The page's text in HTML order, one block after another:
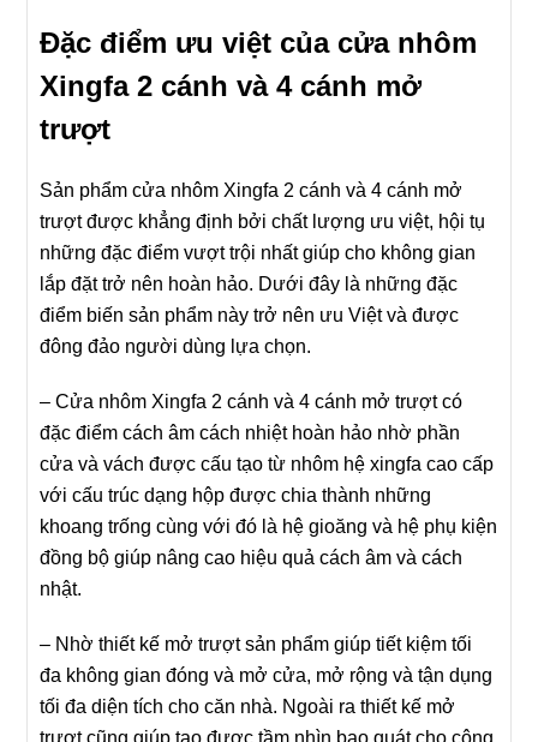
Đặc điểm ưu việt của cửa nhôm
Xingfa 2 cánh và 4 cánh mở
trượt
Sản phẩm cửa nhôm Xingfa 2 cánh và 4 cánh mở
trượt được khẳng định bởi chất lượng ưu việt, hội tụ
những đặc điểm vượt trội nhất giúp cho không gian
lắp đặt trở nên hoàn hảo. Dưới đây là những đặc
điểm biến sản phẩm này trở nên ưu Việt và được
đông đảo người dùng lựa chọn.
– Cửa nhôm Xingfa 2 cánh và 4 cánh mở trượt có
đặc điểm cách âm cách nhiệt hoàn hảo nhờ phần
cửa và vách được cấu tạo từ nhôm hệ xingfa cao cấp
với cấu trúc dạng hộp được chia thành những
khoang trống cùng với đó là hệ gioăng và hệ phụ kiện
đồng bộ giúp nâng cao hiệu quả cách âm và cách
nhật.
– Nhờ thiết kế mở trượt sản phẩm giúp tiết kiệm tối
đa không gian đóng và mở cửa, mở rộng và tận dụng
tối đa diện tích cho căn nhà. Ngoài ra thiết kế mở
trượt cũng giúp tạo được tầm nhìn bao quát cho công